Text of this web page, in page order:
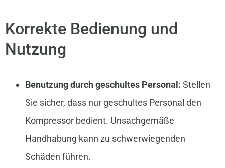
Korrekte Bedienung und
Nutzung
Benutzung durch geschultes Personal: Stellen
Sie sicher, dass nur geschultes Personal den
Kompressor bedient. Unsachgemäße
Handhabung kann zu schwerwiegenden
Schäden führen.